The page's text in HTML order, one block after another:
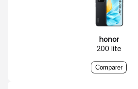
honor
200 lite
Comparer